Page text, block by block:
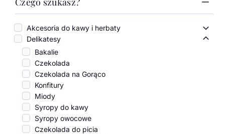
Akcesoria do kawy i herbaty
Delikatesy
Bakalie
Czekolada
Czekolada na Gorąco
Konfitury
Miody
Syropy do kawy
Syropy owocowe
Czekolada do picia